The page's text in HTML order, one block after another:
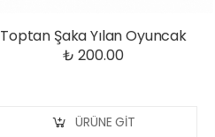
Toptan Şaka Yılan Oyuncak
₺ 200.00
ÜRÜNE GIT